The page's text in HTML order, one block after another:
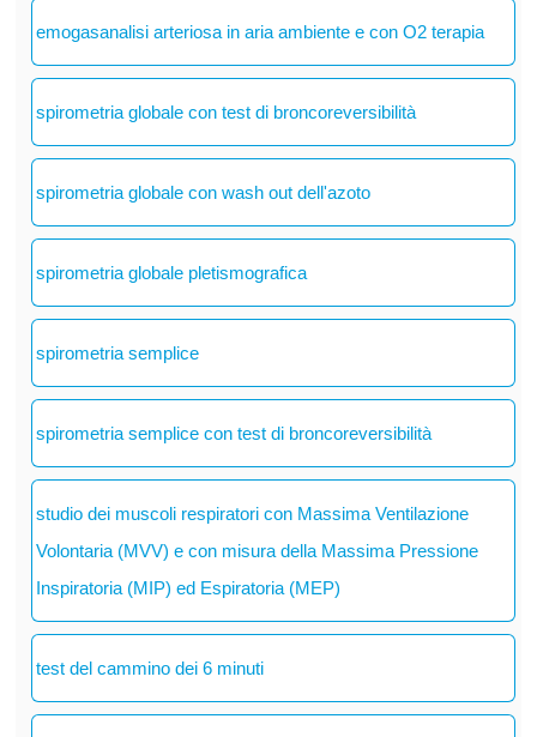
emogasanalisi arteriosa in aria ambiente e con O2 terapia
spirometria globale con test di broncoreversibilità
spirometria globale con wash out dell'azoto
spirometria globale pletismografica
spirometria semplice
spirometria semplice con test di broncoreversibilità
studio dei muscoli respiratori con Massima Ventilazione
Volontaria (MVV) e con misura della Massima Pressione
Inspiratoria (MIP) ed Espiratoria (MEP)
test del cammino dei 6 minuti